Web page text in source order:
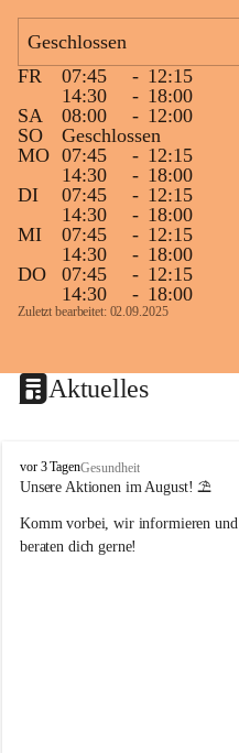
Geschlossen
FR
07:45 - 12:15
14:30
- 18:00
SA
08:00 - 12:00
SO
Geschlossen
MO 07:45 - 12:15
14:30
- 18:00
DI
07:45 - 12:15
14:30
- 18:00
MI
07:45 - 12:15
14:30
- 18:00
DO
07:45 - 12:15
14:30
- 18:00
Zuletzt bearbeitet: 02.09.2025
Aktuelles
M
a
i
e
vor 3 TagenGesundheit
Unsere Aktionen im August! ⛱️
Komm vorbei, wir informieren und
beraten dich gerne!